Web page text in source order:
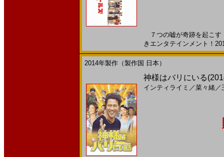
７つの嘘が奇跡を起こす
きエンタテインメント！
2014年製作（製作国 日本）
神様はバリにいる
インティライミ ／菜々緒／